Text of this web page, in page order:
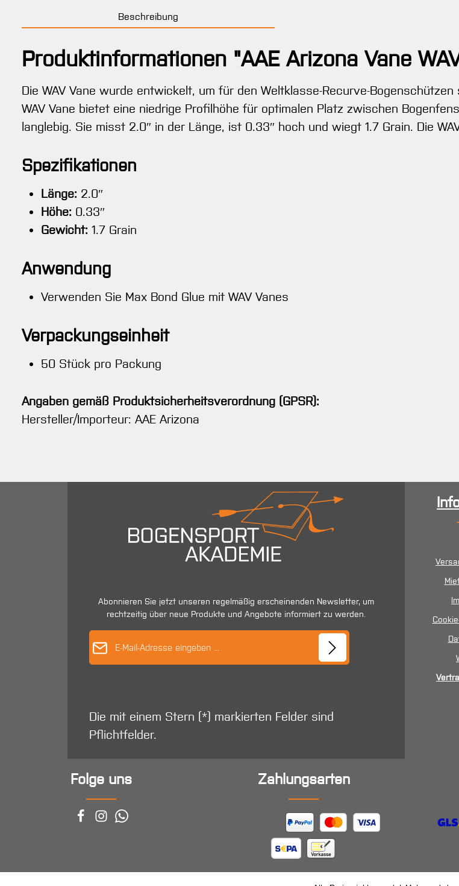
Beschreibung
Produktinformationen "AAE Arizona Vane
Die WAV Vane wurde entwickelt, um für den Weltklasse-Recurve-
WAV Vane bietet eine niedrige Profilhöhe für optimalen Platz zwischen
langlebig. Sie misst 2.0″ in der Länge, ist 0.33″ hoch und wiegt 1.7 Grain. Die
Spezifikationen
Länge: 2.0″
Höhe: 0.33″
Gewicht: 1.7 Grain
Anwendung
Verwenden Sie Max Bond Glue mit WAV Vanes
Verpackungseinheit
50 Stück pro Packung
Angaben gemäß Produktsicherheitsverordnung (GPSR):
Hersteller/Importeur: AAE Arizona
Abonnieren Sie jetzt unseren regelmäßig erscheinenden Newsletter, um
rechtzeitig über neue Produkte und Angebote informiert zu werden.
Die mit einem Stern (*) markierten Felder sind
Pflichtfelder.
Folge uns Zahlungsarten